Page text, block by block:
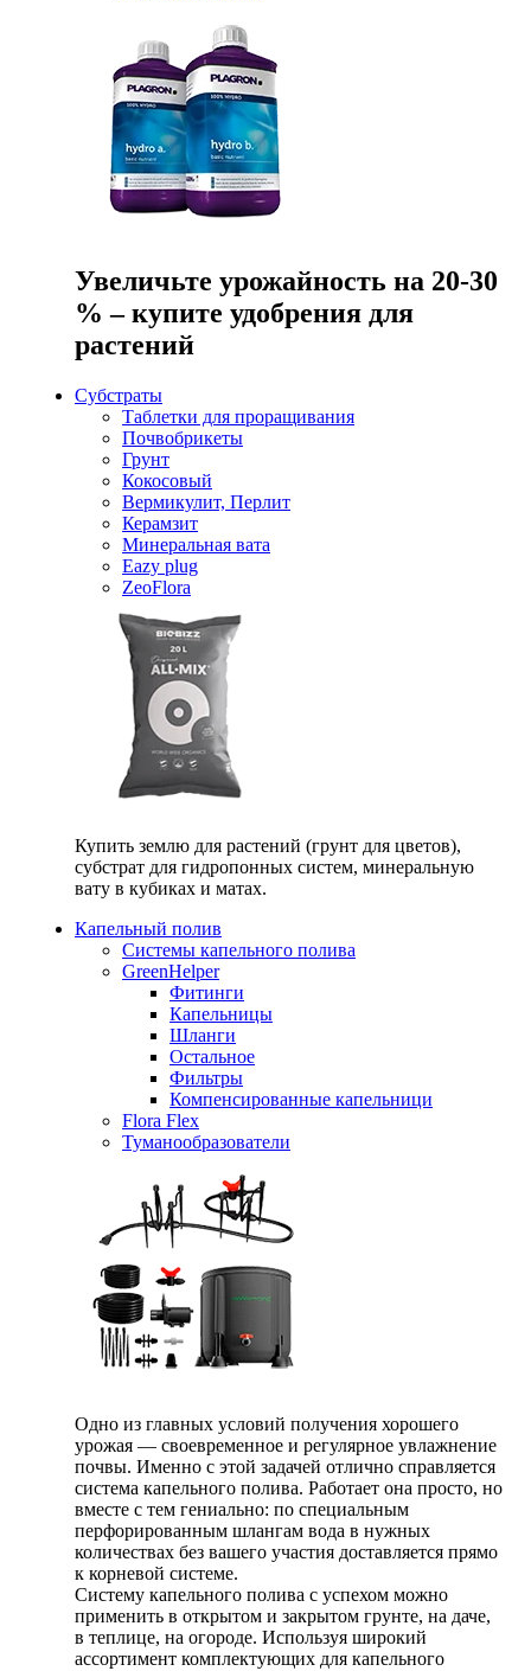
Увеличьте урожайность на 20-30
% – купите удобрения для
растений
Субстраты
Таблетки для проращивания
Почвобрикеты
Грунт
Кокосовый
Вермикулит, Перлит
Керамзит
Минеральная вата
Eazy plug
ZeoFlora
Купить землю для растений (грунт для цветов),
субстрат для гидропонных систем, минеральную
вату в кубиках и матах.
Капельный полив
Системы капельного полива
GreenHelper
Фитинги
Капельницы
Шланги
Остальное
Фильтры
Компенсированные капельници
Flora Flex
Туманообразователи
Одно из главных условий получения хорошего
урожая — своевременное и регулярное увлажнение
почвы. Именно с этой задачей отлично справляется
система капельного полива. Работает она просто, но
вместе с тем гениально: по специальным
перфорированным шлангам вода в нужных
количествах без вашего участия доставляется прямо
к корневой системе.
Систему капельного полива с успехом можно
применить в открытом и закрытом грунте, на даче,
в теплице, на огороде. Используя широкий
ассортимент комплектующих для капельного